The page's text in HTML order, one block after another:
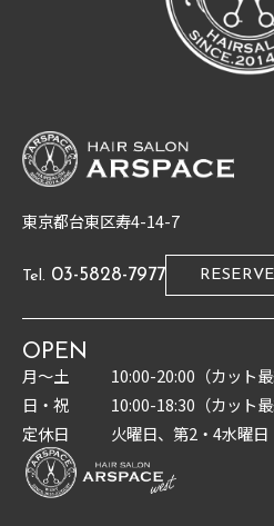
東京都台東区寿4-14-7
Tel. 03-5828-7977 RESERVE
OPEN
月〜土
10:00-20:00（カット最
日・祝
10:00-18:30（カット最
定休日
火曜日、第2・4水曜日